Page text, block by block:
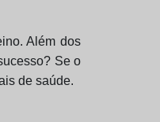
Além dos
Se o
de saúde.